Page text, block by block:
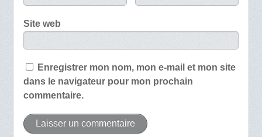
Site web
Enregistrer mon nom, mon e-mail et mon site
dans le navigateur pour mon prochain
commentaire.